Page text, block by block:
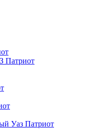
Патриот
Уаз Патриот